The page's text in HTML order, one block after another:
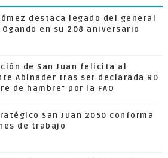
destaca legado del general
en su 208 aniversario
de San Juan felicita al
Abinader tras ser declarada RD
de hambre" por la FAO
San Juan 2050 conforma
de trabajo